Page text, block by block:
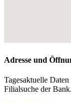
Adresse und
Tagesaktuelle
Filialsuche der Bank.